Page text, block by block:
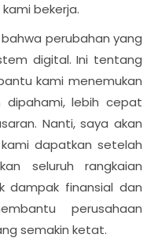
bekerja.
perubahan yang
digital. Ini tentang
kami menemukan
lebih cepat
Nanti, saya akan
dapatkan setelah
seluruh rangkaian
dampak finansial dan
perusahaan
semakin ketat.